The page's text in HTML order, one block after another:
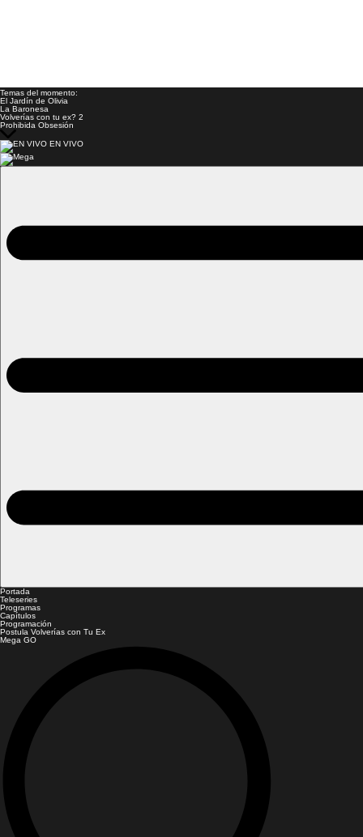
Temas del momento:
El Jardín de Olivia
La Baronesa
Volverías con tu ex? 2
Prohibida Obsesión
EN VIVO
Portada
Teleseries
Programas
Capítulos
Programación
Postula Volverías con Tu Ex
Mega GO